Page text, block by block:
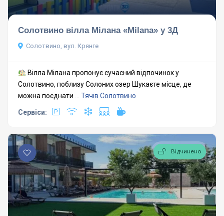
Солотвино вілла Мілана «Milana» у 3Д
Солотвино, вул. Крянге
Вілла Мілана пропонує сучасний відпочинок у
Солотвино, поблизу Солоних озер Шукаєте місце, де
можна поєднати ... Тячів Солотвино
Сервіси:
Відчинено